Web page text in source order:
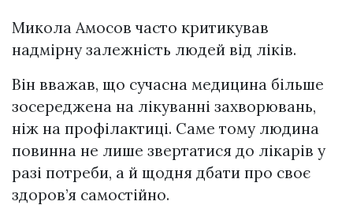
Микола Амосов часто критикував
надмірну залежність людей від ліків.
Він вважав, що сучасна медицина більше
зосереджена на лікуванні захворювань,
ніж на профілактиці. Саме тому людина
повинна не лише звертатися до лікарів у
разі потреби, а й щодня дбати про своє
здоров’я самостійно.